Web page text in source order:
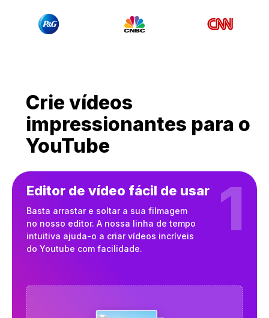
Crie vídeos
impressionantes para o
YouTube
Editor de vídeo fácil de usar
Basta arrastar e soltar a sua filmagem
no nosso editor. A nossa linha de tempo
intuitiva ajuda-o a criar vídeos incríveis
do Youtube com facilidade.
1